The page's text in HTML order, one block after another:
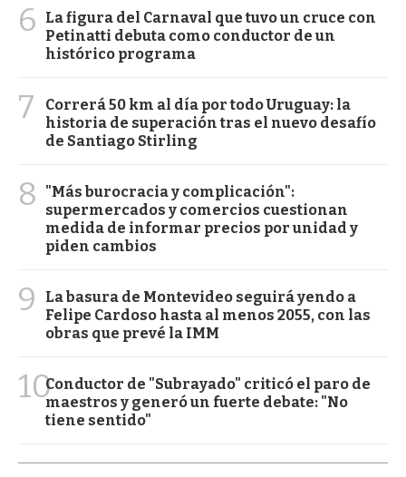
6
La figura del Carnaval que tuvo un cruce con
Petinatti debuta como conductor de un
histórico programa
7
Correrá 50 km al día por todo Uruguay: la
historia de superación tras el nuevo desafío
de Santiago Stirling
8
"Más burocracia y complicación":
supermercados y comercios cuestionan
medida de informar precios por unidad y
piden cambios
9
La basura de Montevideo seguirá yendo a
Felipe Cardoso hasta al menos 2055, con las
obras que prevé la IMM
10Conductor de "Subrayado" criticó el paro de
maestros y generó un fuerte debate: "No
tiene sentido"